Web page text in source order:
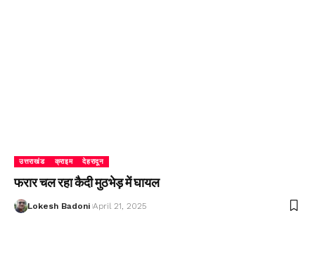
उत्तराखंड क्राइम देहरादून
फरार चल रहा कैदी मुठभेड़ में घायल
Lokesh Badoni April 21, 2025